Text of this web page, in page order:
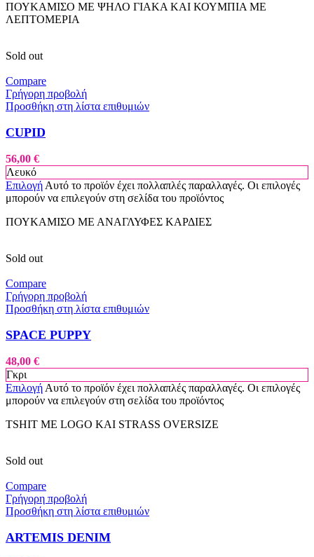
ΠΟΥΚΑΜΙΣΟ ΜΕ ΨΗΛΟ ΓΙΑΚΑ ΚΑΙ ΚΟΥΜΠΙΑ ΜΕ
ΛΕΠΤΟΜΕΡΙΑ
Sold out
Compare
Γρήγορη προβολή
Προσθήκη στη λίστα επιθυμιών
CUPID
56,00 €
Λευκό
Επιλογή Αυτό το προϊόν έχει πολλαπλές παραλλαγές. Οι επιλογές
μπορούν να επιλεγούν στη σελίδα του προϊόντος
ΠΟΥΚΑΜΙΣΟ ΜΕ ΑΝΑΓΛΥΦΕΣ ΚΑΡΔΙΕΣ
Sold out
Compare
Γρήγορη προβολή
Προσθήκη στη λίστα επιθυμιών
SPACE PUPPY
48,00 €
Γκρι
Επιλογή Αυτό το προϊόν έχει πολλαπλές παραλλαγές. Οι επιλογές
μπορούν να επιλεγούν στη σελίδα του προϊόντος
TSHIT ME LOGO KAI STRASS OVERSIZE
Sold out
Compare
Γρήγορη προβολή
Προσθήκη στη λίστα επιθυμιών
ARTEMIS DENIM